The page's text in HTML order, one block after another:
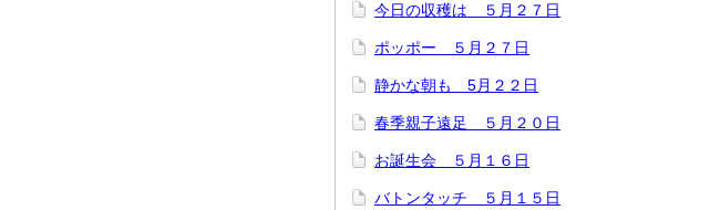
今日の収穫は ５月２７日
ポッポー ５月２７日
静かな朝も 5月２２日
春季親子遠足 ５月２０日
お誕生会 ５月１６日
バトンタッチ ５月１５日